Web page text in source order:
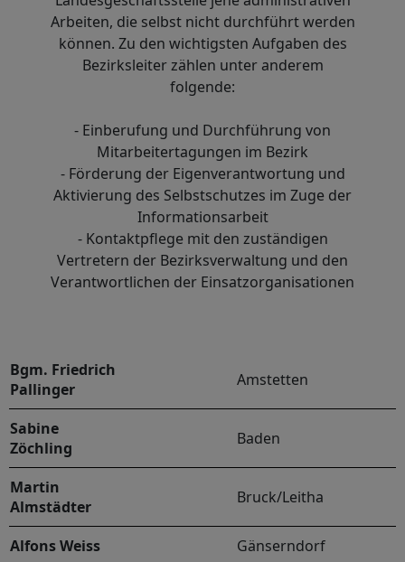
Arbeiten, die selbst nicht durchführt werden
können. Zu den wichtigsten Aufgaben des
Bezirksleiter zählen unter anderem
folgende:
- Einberufung und Durchführung von
Mitarbeitertagungen im Bezirk
- Förderung der Eigenverantwortung und
Aktivierung des Selbstschutzes im Zuge der
Informationsarbeit
- Kontaktpflege mit den zuständigen
Vertretern der Bezirksverwaltung und den
Verantwortlichen der Einsatzorganisationen
Bgm. Friedrich
Pallinger
Amstetten
Sabine
Zöchling
Baden
Martin
Almstädter
Bruck/Leitha
Alfons Weiss
Gänserndorf